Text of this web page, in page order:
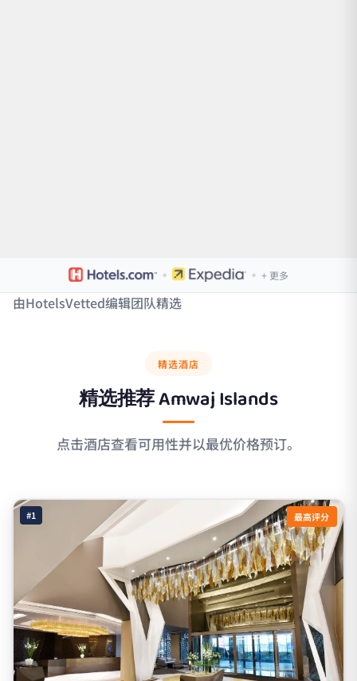
· ·+ 更多
由HotelsVetted编辑团队精选
精选酒店
精选推荐Amwaj Islands
点击酒店查看可用性并以最优价格预订。
#1 最高评分